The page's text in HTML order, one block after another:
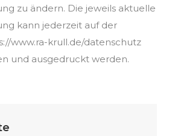
zu ändern. Die jeweils aktuelle
kann jederzeit auf der
www.ra-krull.de/datenschutz
und ausgedruckt werden.